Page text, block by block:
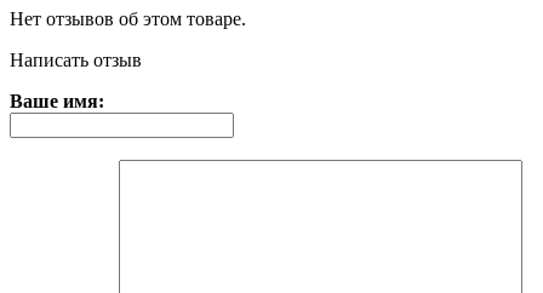
Нет отзывов об этом товаре.
Написать отзыв
Ваше имя: